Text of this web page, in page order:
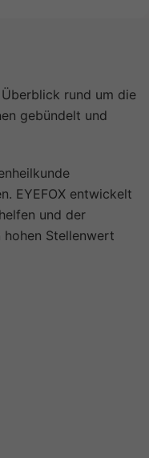
rund um die
gebündelt und
EYEFOX entwickelt
und der
hohen Stellenwert